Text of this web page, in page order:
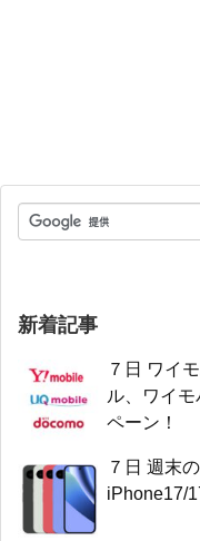
新着記事
７日 ワイ
ル、ワイ
ペーン！
７日 週末
iPhone17/